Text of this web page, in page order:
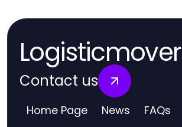
Logisticmover
Contact us
Home Page News FAQs